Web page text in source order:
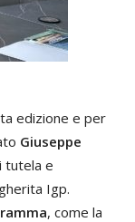
edizione e per
Giuseppe
tutela e
Igp.
, come la